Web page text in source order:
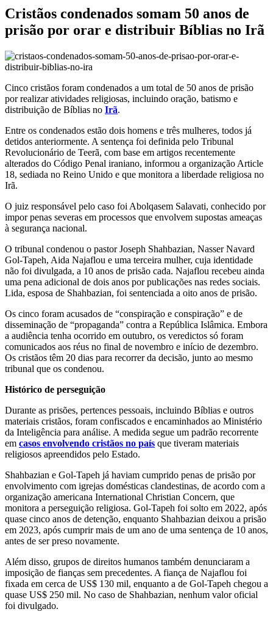
Cristãos condenados somam 50 anos de
prisão por orar e distribuir Bíblias no Irã
Cinco cristãos foram condenados a um total de 50 anos de prisão
por realizar atividades religiosas, incluindo oração, batismo e
distribuição de Bíblias no Irã.
Entre os condenados estão dois homens e três mulheres, todos já
detidos anteriormente. A sentença foi definida pelo Tribunal
Revolucionário de Teerã, com base em artigos recentemente
alterados do Código Penal iraniano, informou a organização Article
18, sediada no Reino Unido e que monitora a liberdade religiosa no
Irã.
O juiz responsável pelo caso foi Abolqasem Salavati, conhecido por
impor penas severas em processos que envolvem supostas ameaças
à segurança nacional.
O tribunal condenou o pastor Joseph Shahbazian, Nasser Navard
Gol-Tapeh, Aida Najaflou e uma terceira mulher, cuja identidade
não foi divulgada, a 10 anos de prisão cada. Najaflou recebeu ainda
uma pena adicional de dois anos por publicações nas redes sociais.
Lida, esposa de Shahbazian, foi sentenciada a oito anos de prisão.
Os cinco foram acusados ​​de “conspiração e conspiração” e de
disseminação de “propaganda” contra a República Islâmica. Embora
a audiência tenha ocorrido em outubro, os veredictos só foram
comunicados aos réus no final de novembro e início de dezembro.
Os cristãos têm 20 dias para recorrer da decisão, junto ao mesmo
tribunal que os condenou.
Histórico de perseguição
Durante as prisões, pertences pessoais, incluindo Bíblias e outros
materiais cristãos, foram confiscados e encaminhados ao Ministério
da Inteligência para análise. A medida segue um padrão recorrente
em casos envolvendo cristãos no país que tiveram materiais
religiosos apreendidos pelo Estado.
Shahbazian e Gol-Tapeh já haviam cumprido penas de prisão por
envolvimento com igrejas domésticas clandestinas, de acordo com a
organização americana International Christian Concern, que
monitora a perseguição religiosa. Gol-Tapeh foi solto em 2022, após
quase cinco anos de detenção, enquanto Shahbazian deixou a prisão
em 2023, após cumprir mais de um ano de uma sentença de 10 anos,
antes de ser preso novamente.
Além disso, grupos de direitos humanos também denunciaram a
imposição de fianças sem precedentes. A fiança de Najaflou foi
fixada em cerca de US$ 130 mil, enquanto a de Gol-Tapeh chegou a
quase US$ 250 mil. No caso de Shahbazian, nenhum valor oficial
foi divulgado.